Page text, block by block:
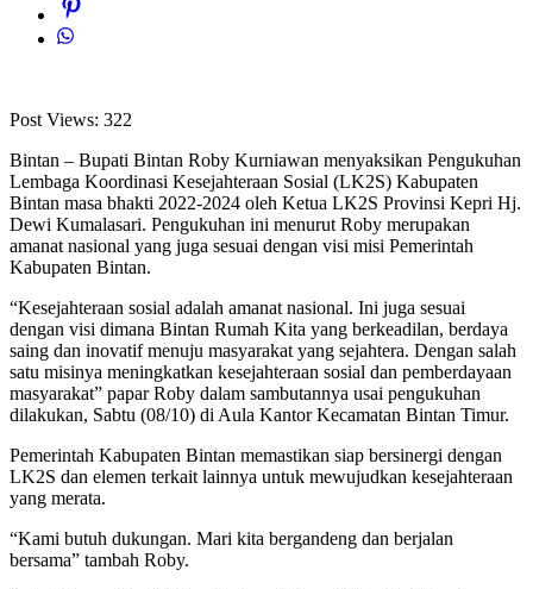
Post Views: 322
Bintan – Bupati Bintan Roby Kurniawan menyaksikan Pengukuhan
Lembaga Koordinasi Kesejahteraan Sosial (LK2S) Kabupaten
Bintan masa bhakti 2022-2024 oleh Ketua LK2S Provinsi Kepri Hj.
Dewi Kumalasari. Pengukuhan ini menurut Roby merupakan
amanat nasional yang juga sesuai dengan visi misi Pemerintah
Kabupaten Bintan.
“Kesejahteraan sosial adalah amanat nasional. Ini juga sesuai
dengan visi dimana Bintan Rumah Kita yang berkeadilan, berdaya
saing dan inovatif menuju masyarakat yang sejahtera. Dengan salah
satu misinya meningkatkan kesejahteraan sosial dan pemberdayaan
masyarakat” papar Roby dalam sambutannya usai pengukuhan
dilakukan, Sabtu (08/10) di Aula Kantor Kecamatan Bintan Timur.
Pemerintah Kabupaten Bintan memastikan siap bersinergi dengan
LK2S dan elemen terkait lainnya untuk mewujudkan kesejahteraan
yang merata.
“Kami butuh dukungan. Mari kita bergandeng dan berjalan
bersama” tambah Roby.